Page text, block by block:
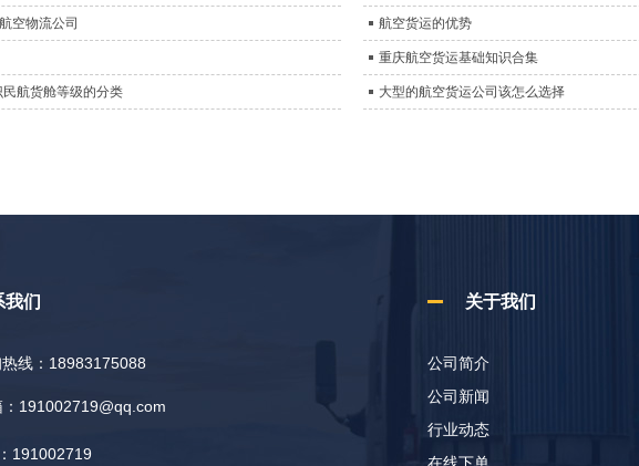
空物流公司 航空货运的优势
重庆航空货运基础知识合集
航货舱等级的分类 大型的航空货运公司该怎么选择
我们 关于我们
公司简介
公司新闻
行业动态
热线：18983175088
：191002719@qq.com
191002719